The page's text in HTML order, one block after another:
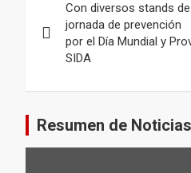
de
entradas
Con diversos stands
jornada de prevención
por el Día Mundial y
SIDA
Resumen de Noticias